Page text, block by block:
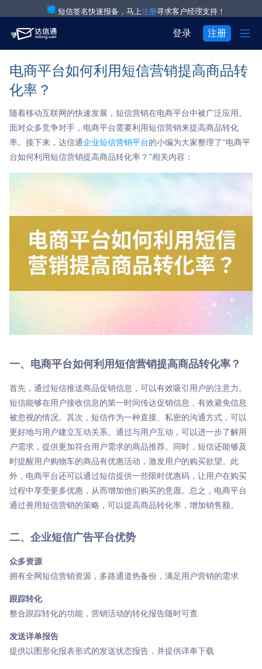
短信签名快速报备，马上注册寻求客户经理支持！
登录 注册 
产品与服务 
验证码通知短信
营销短信
彩信群发
国际短信
短信签名认证
解决方案
 IT互联网行业
 电商行业
 教育行业
 商超行业
关于我们 
 关于达信通
注册 登录
用户中心
电商平台如何利用短信营销提高商品转
化率？
随着移动互联网的快速发展，短信营销在电商平台中被广泛应用。
面对众多竞争对手，电商平台需要利用短信营销来提高商品转化
率。接下来，达信通企业短信营销平台的小编为大家整理了“电商平
台如何利用短信营销提高商品转化率？”相关内容：
一、电商平台如何利用短信营销提高商品转化率？
首先，通过短信推送商品促销信息，可以有效吸引用户的注意力。
短信能够在用户接收信息的第一时间传达促销信息，有效避免信息
被忽视的情况。其次，短信作为一种直接、私密的沟通方式，可以
更好地与用户建立互动关系。通过与用户互动，可以进一步了解用
户需求，提供更加符合用户需求的商品推荐。同时，短信还能够及
时提醒用户购物车的商品有优惠活动，激发用户的购买欲望。此
外，电商平台还可以通过短信提供一些限时优惠码，让用户在购买
过程中享受更多优惠，从而增加他们购买的意愿。总之，电商平台
通过善用短信营销的策略，可以提高商品转化率，增加销售额。
二、企业短信广告平台优势
众多资源
拥有全网短信营销资源，多路通道热备份，满足用户营销的需求
跟踪转化
整合跟踪转化的功能，营销活动的转化报告随时可查
发送详单报告
提供以图形化报表形式的发送状态报告，并提供详单下载